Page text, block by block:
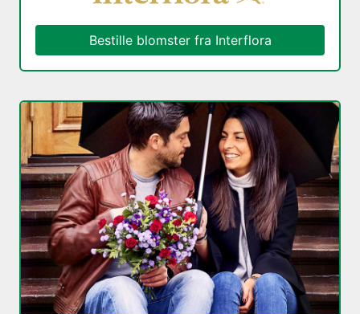
Bestille blomster fra Interflora